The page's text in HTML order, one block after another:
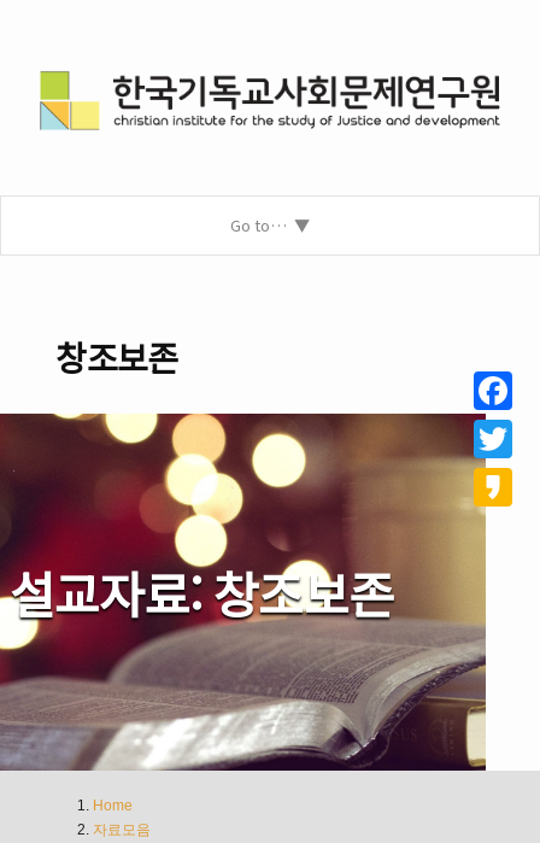
Go to…
창조보존
설교자료: 창조보존
Home
자료모음
Twitter